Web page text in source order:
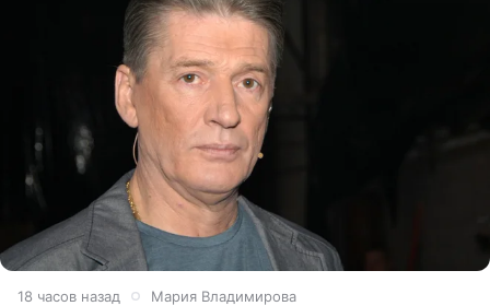
18 часов назад Мария Владимирова